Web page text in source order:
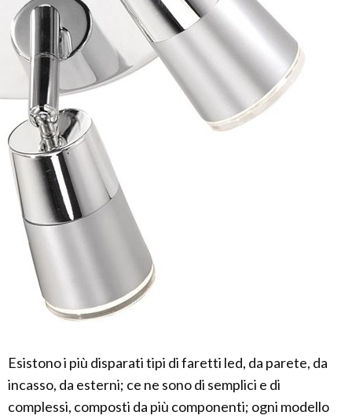
Esistono i più disparati tipi di faretti led, da parete, da
incasso, da esterni; ce ne sono di semplici e di
complessi, composti da più componenti; ogni modello